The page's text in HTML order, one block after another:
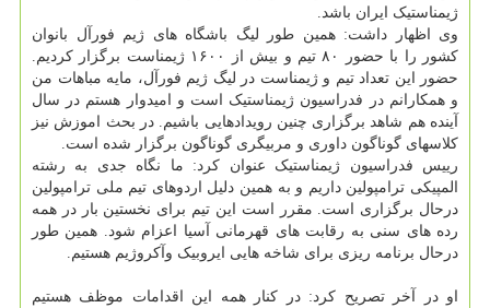
ژیمناستیک ایران باشد.
وی اظهار داشت: همین طور لیگ باشگاه های ژیم فورآل بانوان
کشور را با حضور ۸۰ تیم و بیش از ۱۶۰۰ ژیمناست برگزار کردیم.
حضور این تعداد تیم و ژیمناست در لیگ ژیم فورآل، مایه مباهات من
و همکارانم در فدراسیون ژیمناستیک است و امیدوار هستم در سال
آینده هم شاهد برگزاری چنین رویدادهایی باشیم. در بحث اموزش نیز
کلاسهای گوناگون داوری و مربیگری گوناگون برگزار شده است.
رییس فدراسیون ژیمناستیک عنوان کرد: ما نگاه جدی به رشته
المپیکی ترامپولین داریم و به همین دلیل اردوهای تیم ملی ترامپولین
درحال برگزاری است. مقرر است این تیم برای نخستین بار در همه
رده های سنی به رقابت های قهرمانی آسیا اعزام شود. همین طور
درحال برنامه ریزی برای شاخه هایی ایروبیک وآکروژیم هستیم.
او در آخر تصریح کرد: در کنار همه این اقدامات موظف هستیم